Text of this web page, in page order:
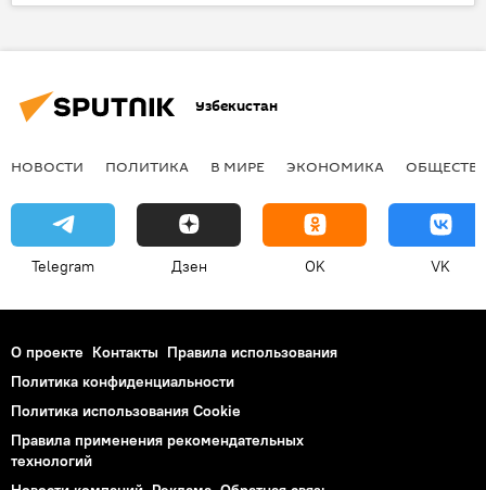
Узбекистан
НОВОСТИ ПОЛИТИКА В МИРЕ ЭКОНОМИКА
Telegram Дзен OK VK
О проекте Контакты Правила использования
Политика конфиденциальности
Политика использования Cookie
Правила применения рекомендательных
технологий